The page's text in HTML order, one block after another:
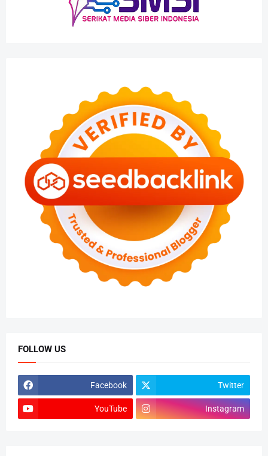
FOLLOW US
Facebook Twitter
YouTube Instagram